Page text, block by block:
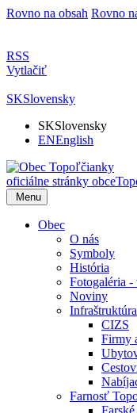
Rovno na obsah Rovno
RSS
Vytlačiť
SKSlovensky
SKSlovensky
ENEnglish
oficiálne stránky obce
Menu
Obec
O nás
Symboly
História
Fotogaléria -
Noviny
Infraštruktúra
CIZS
Firmy
Farnosť